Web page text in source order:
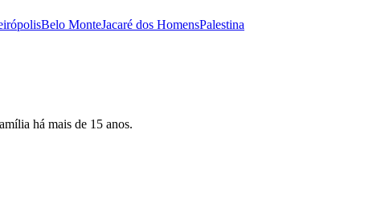
Belo MonteJacaré dos HomensPalestina
há mais de 15 anos.